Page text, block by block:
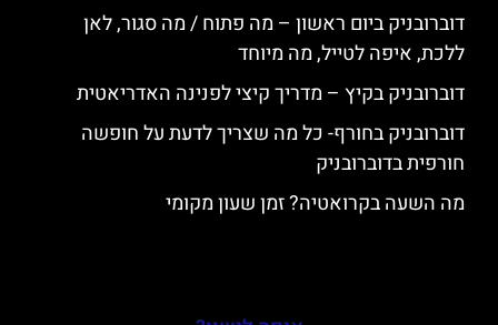
דוברובניק ביום ראשון – מה פתוח / מה סגור, לאן
ללכת, איפה לטייל, מה מיוחד
דוברובניק בקיץ – מדריך קיצי לפנינה האדריאטית
דוברובניק בחורף- כל מה שצריך לדעת על חופשה
חורפית בדוברובניק
מה השעה בקרואטיה? זמן שעון מקומי